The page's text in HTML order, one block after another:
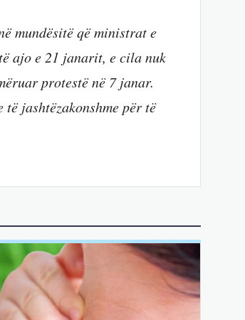
mundësitë që ministrat e
ajo e 21 janarit, e cila nuk
protestë në 7 janar.
jashtëzakonshme për të